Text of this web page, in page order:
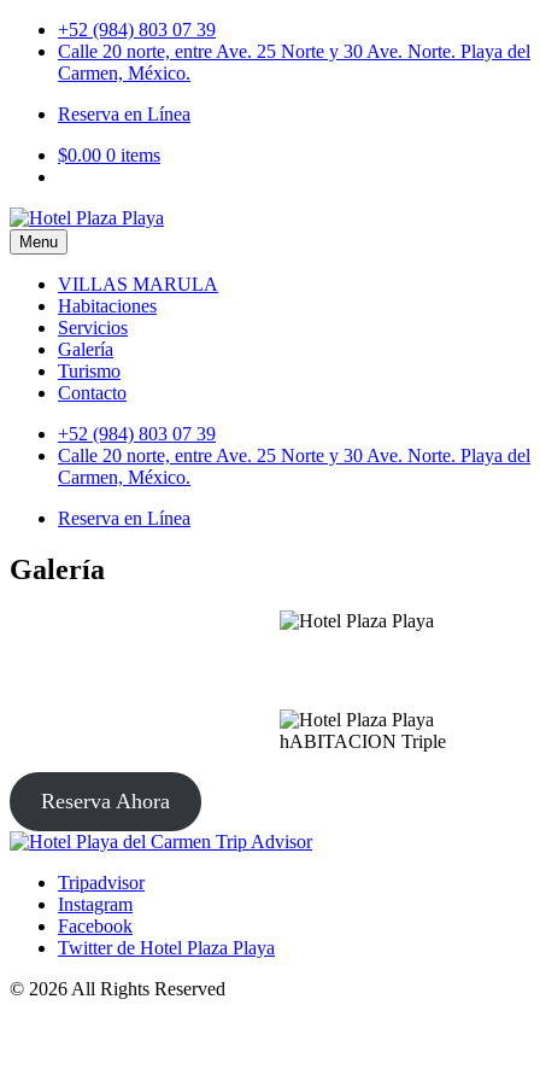
Skip
content
+52 (984) 803 07 39
Calle 20 norte, entre Ave. 25 Norte y 30 Ave. Norte. Playa del
Carmen, México.
Reserva en Línea
$0.00 0 items
Hotel Plaza Playa
Menu
VILLAS MARULA
Habitaciones
Servicios
Galería
Turismo
Contacto
+52 (984) 803 07 39
Calle 20 norte, entre Ave. 25 Norte y 30 Ave. Norte. Playa del
Carmen, México.
Reserva en Línea
Galería
Reserva Ahora
Tripadvisor
Instagram
Facebook
Twitter de Hotel Plaza Playa
© 2026 All Rights Reserved